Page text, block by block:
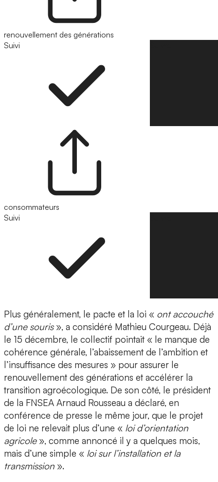
renouvellement des générations
Suivi
consommateurs
Suivi
Plus généralement, le pacte et la loi « ont accouché
d’une souris», a considéré Mathieu Courgeau. Déjà
le 15 décembre, le collectif pointait « le manque de
cohérence générale, l’abaissement de l’ambition et
l’insuffisance des mesures » pour assurer le
renouvellement des générations et accélérer la
transition agroécologique. De son côté, le président
de la FNSEA Arnaud Rousseau a déclaré, en
conférence de presse le même jour, que le projet
de loi ne relevait plus d’une « loi d’orientation
agricole», comme annoncé il y a quelques mois,
mais d’une simple « loi sur l’installation et la
transmission ».